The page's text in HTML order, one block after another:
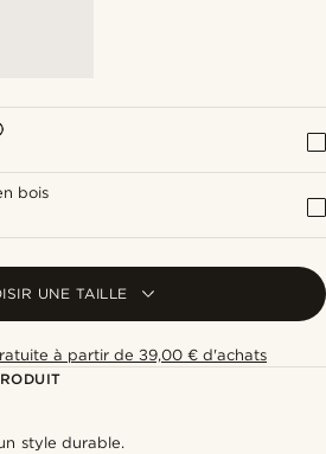
bois
UNE TAILLE
à partir de 39,00 € d'achats
style durable.